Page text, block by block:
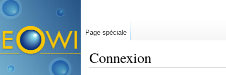
Connexion
Page spéciale